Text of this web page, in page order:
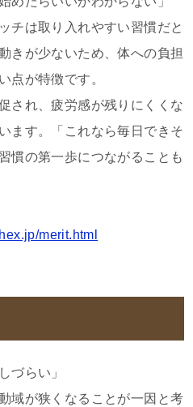
チは取り入れやすい習慣だと
きが少ないため、体への負担
点が特徴です。
され、疲労感が残りにくくな
ます。「これなら毎日できそ
慣の第一歩につながることも
merit.html
づらい」
域が狭くなることが一因と考